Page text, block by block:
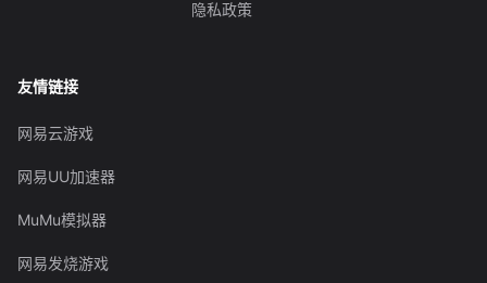
隐私政策
友情链接
网易云游戏
网易UU加速器
MuMu模拟器
网易发烧游戏